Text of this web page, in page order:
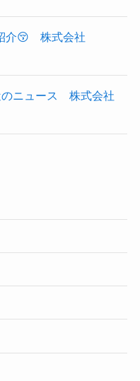
介😚 株式会社
のニュース 株式会社